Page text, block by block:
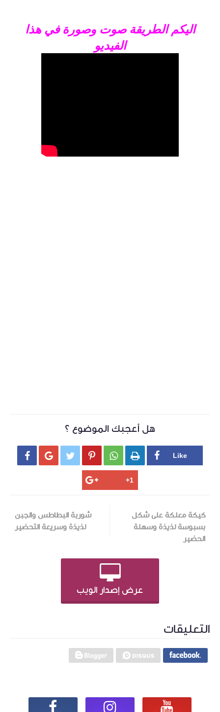
اليكم الطريقة صوت وصورة في هذا
الفيديو
هل أعجبك الموضوع ؟
     
كيكة معلكة على شكل
بسبوسة لذيذة وسهلة
الحضير
شوربة البطاطس والجبن
لذيذة وسريعة التحضير
عرض إصدار الويب
التعليقات